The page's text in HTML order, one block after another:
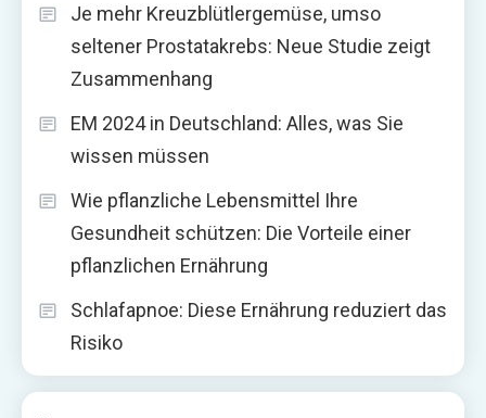
Je mehr Kreuzblütlergemüse, umso
seltener Prostatakrebs: Neue Studie zeigt
Zusammenhang
EM 2024 in Deutschland: Alles, was Sie
wissen müssen
Wie pflanzliche Lebensmittel Ihre
Gesundheit schützen: Die Vorteile einer
pflanzlichen Ernährung
Schlafapnoe: Diese Ernährung reduziert das
Risiko